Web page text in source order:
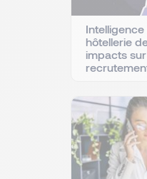
hôtellerie
impacts